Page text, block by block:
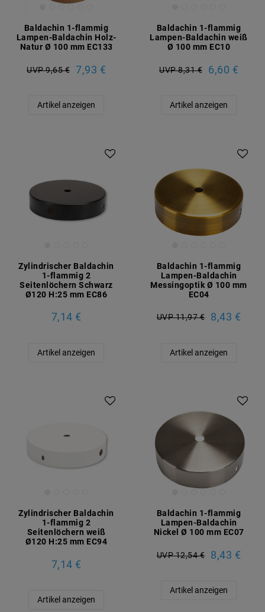
Baldachin 1-flammig
Lampen-Baldachin Holz-
Natur Ø 100 mm EC133
UVP 9,65 € 7,93 €
Artikel anzeigen
Baldachin 1-flammig
Lampen-Baldachin weiß
Ø 100 mm EC10
UVP 8,31 € 6,60 €
Artikel anzeigen
Zylindrischer Baldachin
1-flammig 2
Seitenlöchern Schwarz
Ø120 H:25 mm EC86
7,14 €
Artikel anzeigen
Baldachin 1-flammig
Lampen-Baldachin
Messingoptik Ø 100 mm
EC04
UVP 11,97 € 8,43 €
Artikel anzeigen
Zylindrischer Baldachin
1-flammig 2
Seitenlöchern weiß
Ø120 H:25 mm EC94
7,14 €
Artikel anzeigen
Baldachin 1-flammig
Lampen-Baldachin
Nickel Ø 100 mm EC07
UVP 12,54 € 8,43 €
Artikel anzeigen